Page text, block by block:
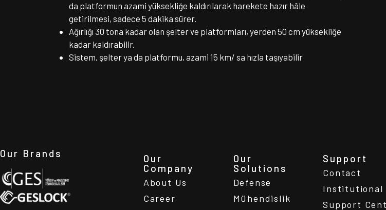
da platformun azami yüksekliğe kaldırılarak harekete hazır hâle
getirilmesi, sadece 5 dakika sürer.
Ağırlığı 30 tona kadar olan şelter ve platformları, yerden 50 cm yüksekliğe
kadar kaldırabilir.
Sistem, şelter ya da platformu, azami 15 km/ sa hızla taşıyabilir
Our Brands
Our
Company
About Us
Career
Our
Solutions
Defense
Mühendislik
Support
Contact
Institutional
Support